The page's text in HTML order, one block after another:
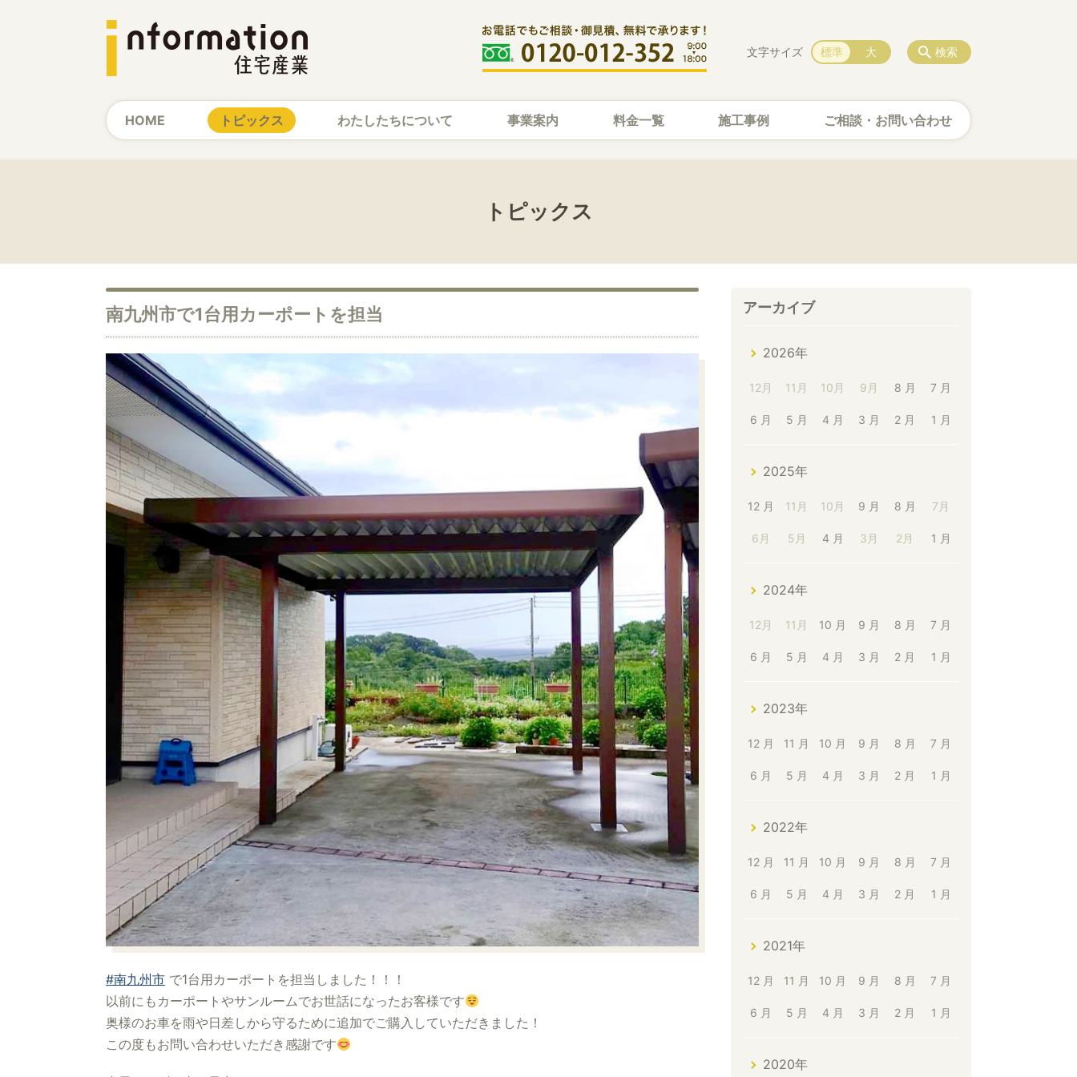
HOME トピックス わたしたちについて 事業案内 料金一覧 施工事例 ご相談・お問い合わせ
検索
文字サイズ 標準 大
トピックス
南九州市で1台用カーポートを担当
#南九州市 で1台用カーポートを担当しました！！！
以前にもカーポートやサンルームでお世話になったお客様です
奥様のお車を雨や日差しから守るために追加でご購入していただきました！
この度もお問い合わせいただき感謝です
アーカイブ
2026年
12月 11月 10月 9月 8 月 7 月
6 月 5 月 4 月 3 月 2 月 1 月
2025年
12 月 11月 10月 9 月 8 月 7月
6月 5月 4 月 3月 2月 1 月
2024年
12月 11月 10 月 9 月 8 月 7 月
6 月 5 月 4 月 3 月 2 月 1 月
2023年
12 月 11 月 10 月 9 月 8 月 7 月
6 月 5 月 4 月 3 月 2 月 1 月
2022年
12 月 11 月 10 月 9 月 8 月 7 月
6 月 5 月 4 月 3 月 2 月 1 月
2021年
12 月 11 月 10 月 9 月 8 月 7 月
6 月 5 月 4 月 3 月 2 月 1 月
2020年